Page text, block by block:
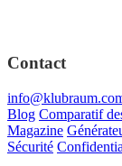
Contact
Blog Comparatif
Magazine
Sécurité